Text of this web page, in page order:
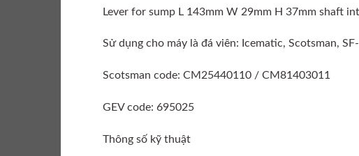
Lever for sump L 143mm W 29mm H 37mm shaft
Sử dụng cho máy là đá viên: Icematic, Scotsman,
Scotsman code: CM25440110 / CM81403011
GEV code: 695025
Thông số kỹ thuật